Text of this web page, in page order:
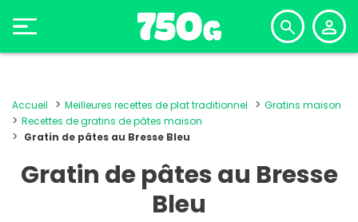
Accueil Meilleures recettes de plat traditionnel
Gratins maison
Recettes de gratins de pâtes maison
Gratin de pâtes au Bresse Bleu
Gratin de pâtes au Bresse
Bleu